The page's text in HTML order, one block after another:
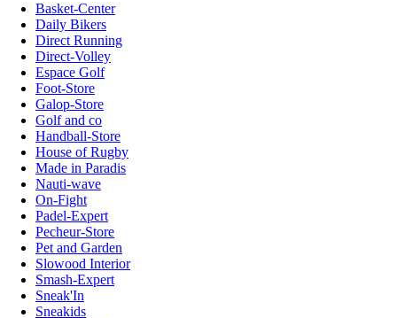
Basket-Center
Daily Bikers
Direct Running
Direct-Volley
Espace Golf
Foot-Store
Galop-Store
Golf and co
Handball-Store
House of Rugby
Made in Paradis
Nauti-wave
On-Fight
Padel-Expert
Pecheur-Store
Pet and Garden
Slowood Interior
Smash-Expert
Sneak'In
Sneakids